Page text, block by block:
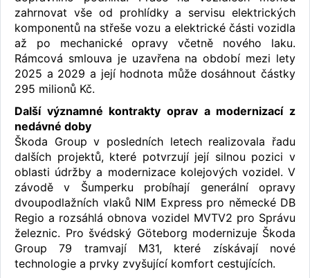
zahrnovat vše od prohlídky a servisu elektrických
komponentů na střeše vozu a elektrické části vozidla
až po mechanické opravy včetně nového laku.
Rámcová smlouva je uzavřena na období mezi lety
2025 a 2029 a její hodnota může dosáhnout částky
295 milionů Kč.
Další významné kontrakty oprav a modernizací z
nedávné doby
Škoda Group v posledních letech realizovala řadu
dalších projektů, které potvrzují její silnou pozici v
oblasti údržby a modernizace kolejových vozidel. V
závodě v Šumperku probíhají generální opravy
dvoupodlažních vlaků NIM Express pro německé DB
Regio a rozsáhlá obnova vozidel MVTV2 pro Správu
železnic. Pro švédský Göteborg modernizuje Škoda
Group 79 tramvají M31, které získávají nové
technologie a prvky zvyšující komfort cestujících.